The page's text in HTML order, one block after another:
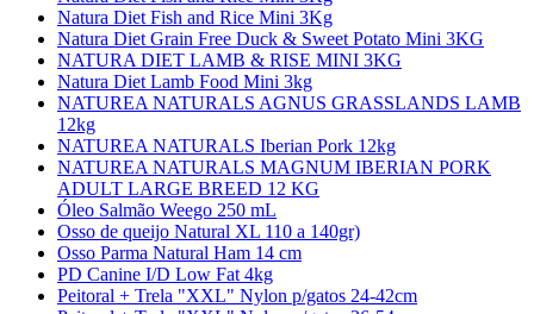
Natura Diet Fish and Rice Mini 3Kg
Natura Diet Grain Free Duck & Sweet Potato Mini 3KG
NATURA DIET LAMB & RISE MINI 3KG
Natura Diet Lamb Food Mini 3kg
NATUREA NATURALS AGNUS GRASSLANDS LAMB
12kg
NATUREA NATURALS Iberian Pork 12kg
NATUREA NATURALS MAGNUM IBERIAN PORK
ADULT LARGE BREED 12 KG
Óleo Salmão Weego 250 mL
Osso de queijo Natural XL 110 a 140gr)
Osso Parma Natural Ham 14 cm
PD Canine I/D Low Fat 4kg
Peitoral + Trela "XXL" Nylon p/gatos 24-42cm